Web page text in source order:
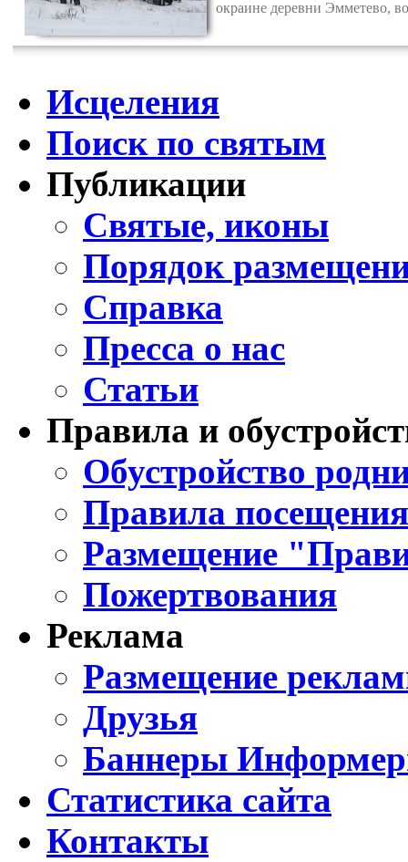
окраине деревни Эмметево,
Исцеления
Поиск по святым
Публикации
Святые, иконы
Порядок
Справка
Пресса о нас
Статьи
Правила и
Обустройство
Правила
Размещение
Пожертвования
Реклама
Размещение
Друзья
Баннеры
Статистика сайта
Контакты